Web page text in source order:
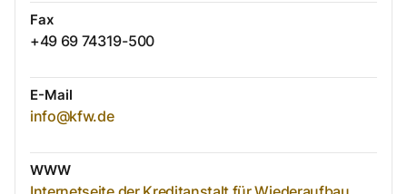
Fax
+49 69 74319-500
E-Mail
info@kfw.de
WWW